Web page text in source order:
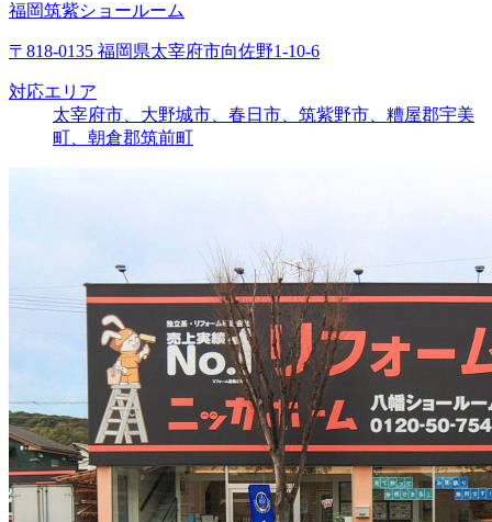
福岡筑紫ショールーム
〒818-0135 福岡県太宰府市向佐野1-10-6
対応エリア
太宰府市、大野城市、春日市、筑紫野市、糟屋郡宇美
町、朝倉郡筑前町